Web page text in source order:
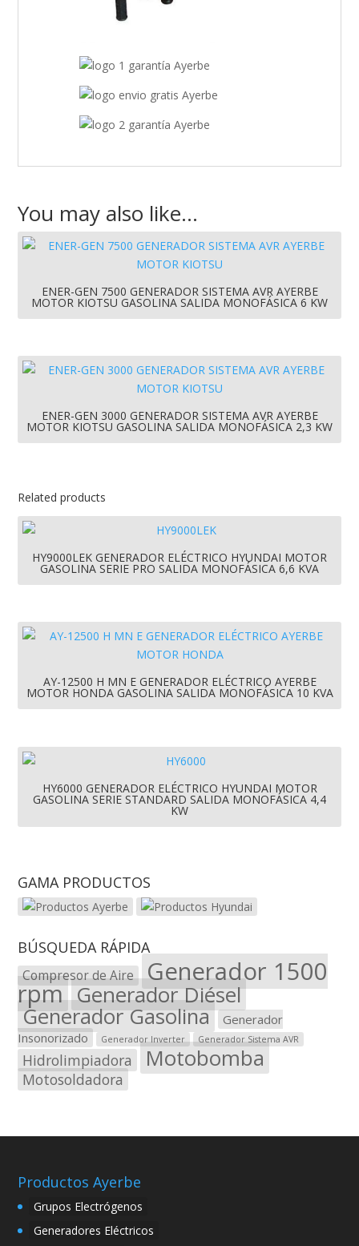
You may also like…
ENER-GEN 7500 GENERADOR SISTEMA AVR AYERBE
MOTOR KIOTSU GASOLINA SALIDA MONOFÁSICA 6 KW
ENER-GEN 3000 GENERADOR SISTEMA AVR AYERBE
MOTOR KIOTSU GASOLINA SALIDA MONOFÁSICA 2,3 KW
Related products
HY9000LEK GENERADOR ELÉCTRICO HYUNDAI MOTOR
GASOLINA SERIE PRO SALIDA MONOFÁSICA 6,6 KVA
AY-12500 H MN E GENERADOR ELÉCTRICO AYERBE
MOTOR HONDA GASOLINA SALIDA MONOFÁSICA 10 KVA
HY6000 GENERADOR ELÉCTRICO HYUNDAI MOTOR
GASOLINA SERIE STANDARD SALIDA MONOFÁSICA 4,4
KW
GAMA PRODUCTOS
BÚSQUEDA RÁPIDA
Compresor de Aire Generador 1500
rpm Generador Diésel
Generador Gasolina
Generador
Insonorizado
Generador Inverter Generador Sistema AVR
Hidrolimpiadora Motobomba
Motosoldadora
Productos Ayerbe
Grupos Electrógenos
Generadores Eléctricos